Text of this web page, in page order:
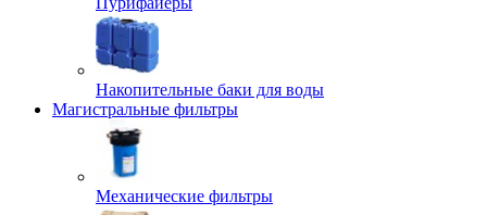
Накопительные баки для воды
Магистральные фильтры
Механические фильтры